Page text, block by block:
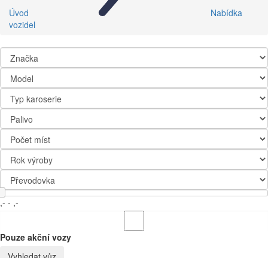
Úvod
Nabídka
vozidel
,- - ,-
Pouze akční vozy